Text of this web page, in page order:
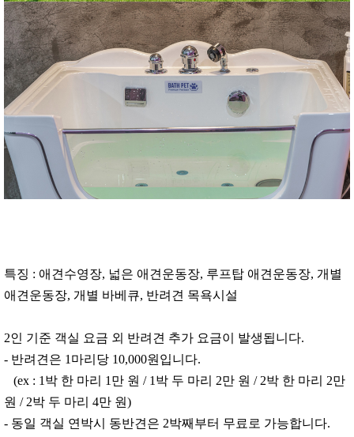
특징 : 애견수영장, 넓은 애견운동장, 루프탑 애견운동장, 개별
애견운동장, 개별 바베큐, 반려견 목욕시설
2인 기준 객실 요금 외 반려견 추가 요금이 발생됩니다.
- 반려견은 1마리당 10,000원입니다.
(ex : 1박 한 마리 1만 원 / 1박 두 마리 2만 원 / 2박 한 마리 2만
원 / 2박 두 마리 4만 원)
- 동일 객실 연박시 동반견은 2박째부터 무료로 가능합니다.